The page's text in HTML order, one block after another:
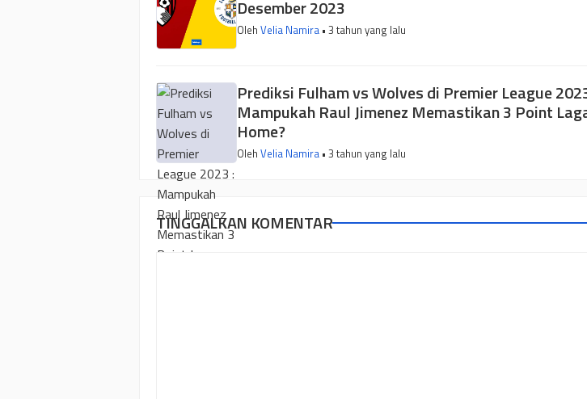
Desember 2023
Oleh Velia Namira • 3 tahun yang lalu
Prediksi Fulham vs Wolves di Premier League
Mampukah Raul Jimenez Memastikan 3 Point
Home?
Oleh Velia Namira • 3 tahun yang lalu
TINGGALKAN KOMENTAR